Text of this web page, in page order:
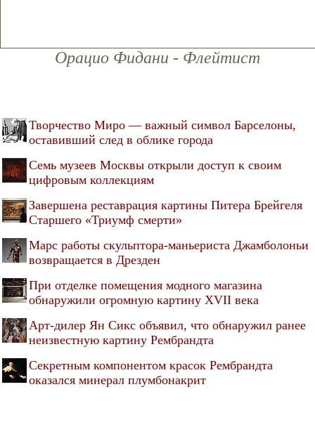
Орацио Фидани - Флейтист
Творчество Миро — важный символ Барселоны,
оставивший след в облике города
Семь музеев Москвы открыли доступ к своим
цифровым коллекциям
Завершена реставрация картины Питера Брейгеля
Старшего «Триумф смерти»
Марс работы скульптора-маньериста Джамболоньи
возвращается в Дрезден
При отделке помещения модного магазина
обнаружили огромную картину XVII века
Арт-дилер Ян Сикс объявил, что обнаружил ранее
неизвестную картину Рембрандта
Секретным компонентом красок Рембрандта
оказался минерал плумбонакрит